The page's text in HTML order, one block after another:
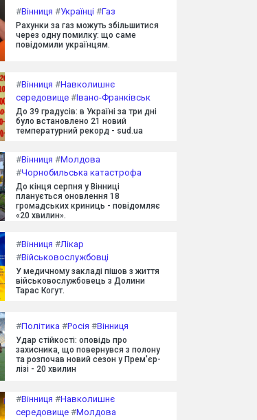
#Вінниця #Українці #Газ
Рахунки за газ можуть збільшитися
через одну помилку: що саме
повідомили українцям.
#Вінниця #Навколишнє
середовище #Івано-Франківськ
До 39 градусів: в Україні за три дні
було встановлено 21 новий
температурний рекорд - sud.ua
#Вінниця #Молдова
#Чорнобильська катастрофа
До кінця серпня у Вінниці
планується оновлення 18
громадських криниць - повідомляє
«20 хвилин».
#Вінниця #Лікар
#Військовослужбовці
У медичному закладі пішов з життя
військовослужбовець з Долини
Тарас Когут.
#Політика #Росія #Вінниця
Удар стійкості: оповідь про
захисника, що повернувся з полону
та розпочав новий сезон у Прем'єр-
лізі - 20 хвилин
#Вінниця #Навколишнє
середовище #Молдова